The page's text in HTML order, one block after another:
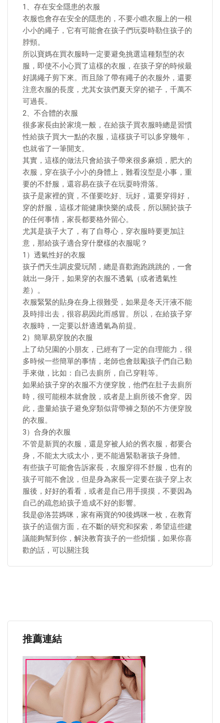
1、存在安全隱患的衣服
衣服也會存在安全的隱患的，不要小瞧衣服上的一根
小小的繩子，它有可能會在孩子們玩耍時勒住孩子的
脖頸。
所以寶媽在買衣服時一定要避免挑選這種類型的衣
服，即使不小心買了這樣的衣服，在孩子穿的時候最
好講繩子剪下來。而且除了帶有繩子的衣服外，還要
注意衣服的長度，尤其女孩們夏天穿的裙子，千萬不
可過長。
2、不合體的衣服
很多家長由於家境一般，在給孩子買衣服時總是習慣
性給孩子買大一點的衣服，這樣孩子可以多穿幾年，
也就省了一筆開支。
其實，這樣的做法只會給孩子帶來很多麻煩，肥大的
衣服，穿在孩子小小的身體上，難看沒型是小事，重
要的不舒服，還容易在孩子在玩耍時滑落。
孩子是家裡的寶，不僅要吃好、玩好，還要穿得好，
穿的舒服，這樣才能健康快樂的成長，所以關於孩子
的任何事情，家長都要格外留心。
尤其是孩子大了，有了自尊心，穿衣服時要更加註
意，那給孩子適合穿什麼樣的衣服呢？
1）透氣性好的衣服
孩子們天生調皮愛玩鬧，總是喜歡跑跑跳跳的，一會
就出一身汗，如果穿的衣服不透氣（或者透氣性
差）。
衣服緊緊的貼身在身上很難受，如果是冬天汗液不能
及時排出去，很容易因此而感冒。所以，在給孩子穿
衣服時，一定要以舒適透氣為前提。
2）簡單易穿脫的衣服
上了幼兒園的小朋友，已經有了一定的自理能力，很
多時候一些簡單的事情，老師也會鼓勵孩子們自己動
手來做，比如：自己去廁所，自己穿鞋等。
如果給孩子穿的衣服不方便穿脫，他們在肚子去廁所
時，很可能根本就會脫，或者是上廁所後不會穿。因
此，盡量給孩子避免穿類似背帶褲之類的不方便穿脫
的衣服。
3）合身的衣服
不管是新買的衣服，還是穿被人給的舊衣服，都要合
身，不能太大或太小，更不能過緊勒著孩子身體。
有些孩子可能會告訴家長，衣服穿得不舒服，也有的
孩子可能不會說，但是身為家長一定要在孩子穿上衣
服後，好好的看看，或者是自己用手摸摸，不要因為
自己的疏忽給孩子造成不好的影響。
我是@洛芸媽咪，家有兩寶的90後媽咪一枚，在教育
孩子的這個方面，在不斷的研究和探索，希望這些建
議能夠幫到你，解決教育孩子的一些煩惱，如果你喜
歡的話，可以關注我
推薦連結